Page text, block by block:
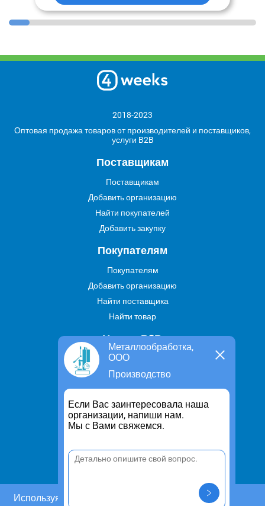
Металлообработка,
ООО
Производство
Если Вас заинтересовала наша
организации, напиши нам.
Мы с Вами свяжемся.
Используя этот сайт, Вы даете согласие на
2018-2023
Оптовая продажа товаров от производителей и поставщиков,
услуги B2B
Поставщикам
Поставщикам
Добавить организацию
Найти покупателей
Добавить закупку
Покупателям
Покупателям
Добавить организацию
Найти поставщика
Найти товар
Услуги В2В
Найти услугу
Предложить свою услугу
Дропшиппинг
Транспортные услуги
Информация
Политика конфиденциальности